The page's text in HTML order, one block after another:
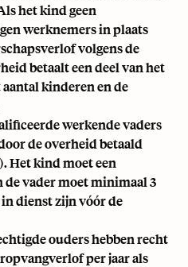
het kind geen
werknemers in plaats
volgens de
betaalt een deel van het
kinderen en de
werkende vaders
de overheid betaald
Het kind moet een
de vader moet minimaal 3
dienst zijn vóór de
ouders hebben recht
per jaar als